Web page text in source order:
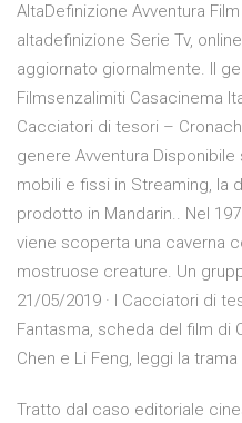
AltaDefinizione Avventura
altadefinizione Serie Tv,
aggiornato giornalmente. Il
Filmsenzalimiti Casacinema
Cacciatori di tesori –
genere Avventura
mobili e fissi in Streaming, la
prodotto in Mandarin.. Nel
viene scoperta una caverna
mostruose creature. Un
21/05/2019 · I Cacciatori di
Fantasma, scheda del film di
Chen e Li Feng, leggi la
Tratto dal caso editoriale